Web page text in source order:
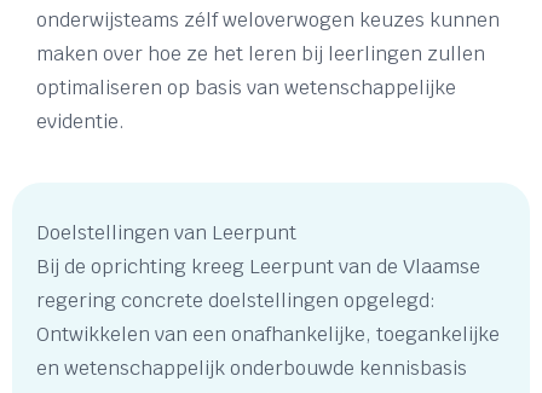
onderwijsteams zélf weloverwogen keuzes kunnen
maken over hoe ze het leren bij leerlingen zullen
optimaliseren op basis van wetenschappelijke
evidentie.
Doelstellingen van Leerpunt
Bij de oprichting kreeg Leerpunt van de Vlaamse
regering concrete doelstellingen opgelegd:
Ontwikkelen van een onafhankelijke, toegankelijke
en wetenschappelijk onderbouwde kennisbasis